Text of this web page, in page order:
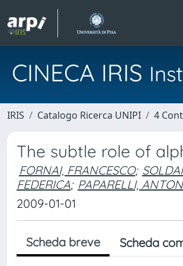
CINECA IRIS
IRIS Catalogo Ricerca UNIPI 4
The subtle role of
FORNAI, FRANCESCO;
FEDERICA; PAPARELLI,
2009-01-01
Scheda breve Scheda